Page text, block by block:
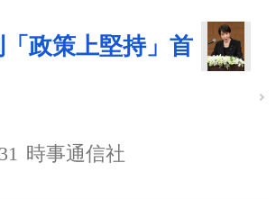
政策上堅持」首
時事通信社